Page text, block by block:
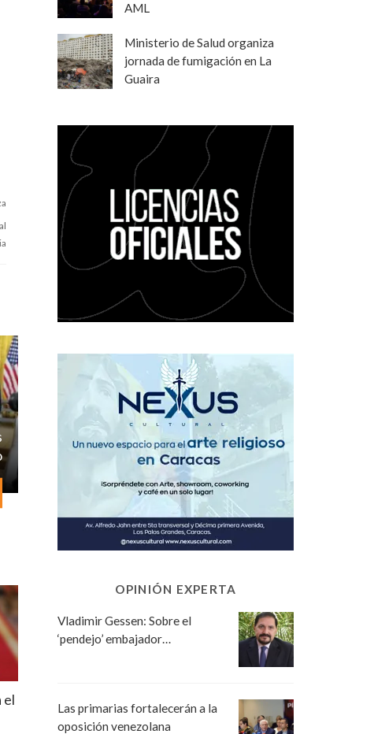
el
AML
Ministerio de Salud organiza
jornada de fumigación en La
Guaira
OPINIÓN EXPERTA
Vladimir Gessen: Sobre el
‘pendejo’ embajador…
Las primarias fortalecerán a la
oposición venezolana